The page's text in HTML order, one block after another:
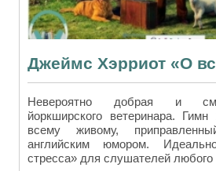
Невероятно добрая и
йоркширского ветеринара.
всему живому,
английским юмором.
стресса» для слушателей любого